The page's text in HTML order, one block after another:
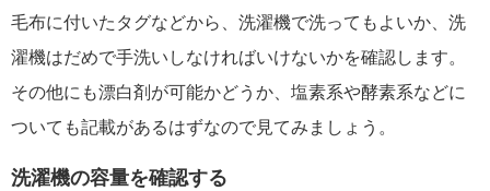
毛布に付いたタグなどから、洗濯機で洗ってもよいか、洗
濯機はだめで手洗いしなければいけないかを確認します。
その他にも漂白剤が可能かどうか、塩素系や酵素系などに
ついても記載があるはずなので見てみましょう。
洗濯機の容量を確認する